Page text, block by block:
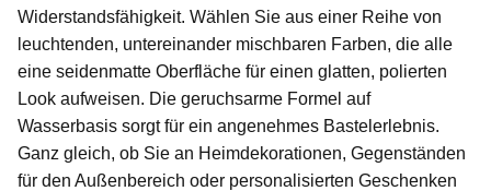
Widerstandsfähigkeit. Wählen Sie aus einer Reihe von
leuchtenden, untereinander mischbaren Farben, die alle
eine seidenmatte Oberfläche für einen glatten, polierten
Look aufweisen. Die geruchsarme Formel auf
Wasserbasis sorgt für ein angenehmes Bastelerlebnis.
Ganz gleich, ob Sie an Heimdekorationen, Gegenständen
für den Außenbereich oder personalisierten Geschenken